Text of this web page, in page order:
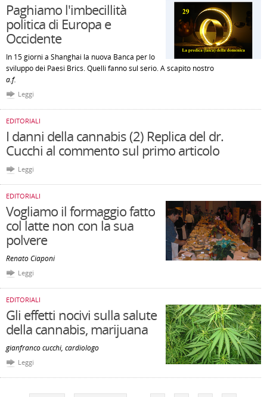
Paghiamo l'imbecillità
politica di Europa e
Occidente
In 15 giorni a Shanghai la nuova Banca per lo
sviluppo dei Paesi Brics. Quelli fanno sul serio. A scapito nostro
a.f.
Leggi
EDITORIALI
I danni della cannabis (2) Replica del dr.
Cucchi al commento sul primo articolo
Leggi
EDITORIALI
Vogliamo il formaggio fatto
col latte non con la sua
polvere
Renato Ciaponi
Leggi
EDITORIALI
Gli effetti nocivi sulla salute
della cannabis, marijuana
gianfranco cucchi, cardiologo
Leggi